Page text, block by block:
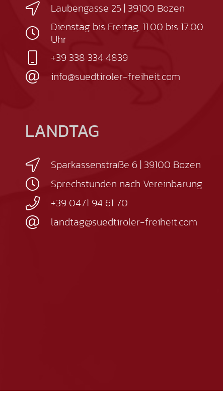
Laubengasse 25 | 39100 Bozen
Dienstag bis Freitag, 11.00 bis 17.00
Uhr
+39 338 334 4839
info@suedtiroler-freiheit.com
LANDTAG
Sparkassenstraße 6 | 39100 Bozen
Sprechstunden nach Vereinbarung
+39 0471 94 61 70
landtag@suedtiroler-freiheit.com